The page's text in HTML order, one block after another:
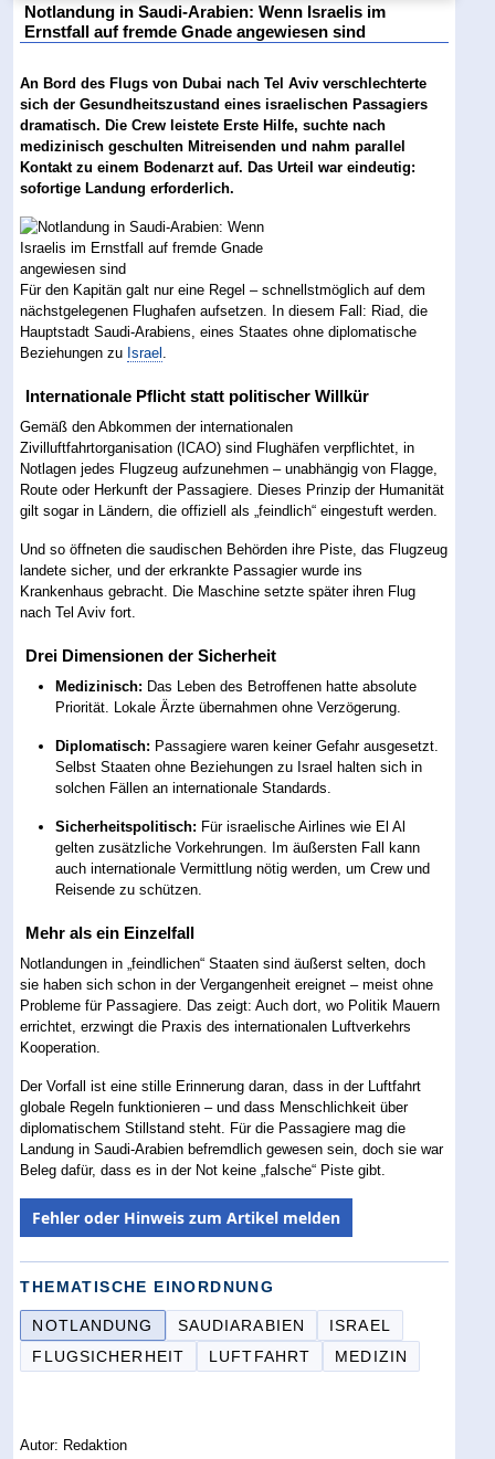
Notlandung in Saudi-Arabien: Wenn Israelis im
Ernstfall auf fremde Gnade angewiesen sind
An Bord des Flugs von Dubai nach Tel Aviv verschlechterte
sich der Gesundheitszustand eines israelischen Passagiers
dramatisch. Die Crew leistete Erste Hilfe, suchte nach
medizinisch geschulten Mitreisenden und nahm parallel
Kontakt zu einem Bodenarzt auf. Das Urteil war eindeutig:
sofortige Landung erforderlich.
Für den Kapitän galt nur eine Regel – schnellstmöglich auf dem
nächstgelegenen Flughafen aufsetzen. In diesem Fall: Riad, die
Hauptstadt Saudi-Arabiens, eines Staates ohne diplomatische
Beziehungen zu Israel .
Internationale Pflicht statt politischer Willkür
Gemäß den Abkommen der internationalen
Zivilluftfahrtorganisation (ICAO) sind Flughäfen verpflichtet, in
Notlagen jedes Flugzeug aufzunehmen – unabhängig von Flagge,
Route oder Herkunft der Passagiere. Dieses Prinzip der Humanität
gilt sogar in Ländern, die offiziell als „feindlich“ eingestuft werden.
Und so öffneten die saudischen Behörden ihre Piste, das Flugzeug
landete sicher, und der erkrankte Passagier wurde ins
Krankenhaus gebracht. Die Maschine setzte später ihren Flug
nach Tel Aviv fort.
Drei Dimensionen der Sicherheit
Medizinisch: Das Leben des Betroffenen hatte absolute
Priorität. Lokale Ärzte übernahmen ohne Verzögerung.
Diplomatisch: Passagiere waren keiner Gefahr ausgesetzt.
Selbst Staaten ohne Beziehungen zu Israel halten sich in
solchen Fällen an internationale Standards.
Sicherheitspolitisch: Für israelische Airlines wie El Al
gelten zusätzliche Vorkehrungen. Im äußersten Fall kann
auch internationale Vermittlung nötig werden, um Crew und
Reisende zu schützen.
Mehr als ein Einzelfall
Notlandungen in „feindlichen“ Staaten sind äußerst selten, doch
sie haben sich schon in der Vergangenheit ereignet – meist ohne
Probleme für Passagiere. Das zeigt: Auch dort, wo Politik Mauern
errichtet, erzwingt die Praxis des internationalen Luftverkehrs
Kooperation.
Der Vorfall ist eine stille Erinnerung daran, dass in der Luftfahrt
globale Regeln funktionieren – und dass Menschlichkeit über
diplomatischem Stillstand steht. Für die Passagiere mag die
Landung in Saudi-Arabien befremdlich gewesen sein, doch sie war
Beleg dafür, dass es in der Not keine „falsche“ Piste gibt.
Fehler oder Hinweis zum Artikel melden
THEMATISCHE EINORDNUNG
NOTLANDUNG SAUDIARABIEN
ISRAEL
FLUGSICHERHEIT
LUFTFAHRT MEDIZIN
Autor: Redaktion